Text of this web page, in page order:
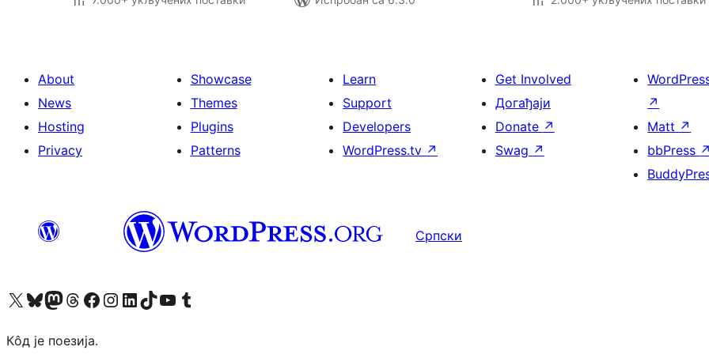
About
News
Hosting
Privacy
Showcase
Themes
Plugins
Patterns
Learn
Support
Developers
WordPress.tv ↗
Get Involved
Догађаји
Donate ↗
Swag ↗
↗
Matt ↗
bbPress ↗
Српски
Visit our X (formerly Twitter) account
Посетите наш Bluesky налог
Visit our Mastodon account
Посетите наш налог на Threads-у Visit our Facebook page
Посетите наш Инстаграм налог
Visit our LinkedIn account
Посетите наш TikTok налог
Visit our YouTube channel
Посетите наш Tumblr налог
Кôд је поезија.